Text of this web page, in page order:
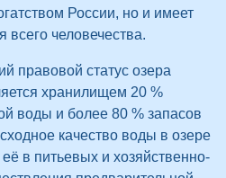
России, но и имеет
всего человечества.
правовой статус озера
хранилищем 20 %
воды и более 80 % запасов
качество воды в озере
в питьевых и хозяйственно-